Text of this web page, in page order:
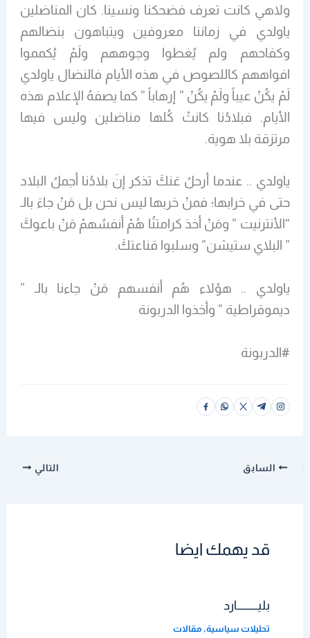
ولاهي كانت تعرف فضحكنا ونسينا. كان المناضلين
ياولدي في زماننا معروفين ويتباهون بنضالهم
وكفاحهم ولم يُغطوا وجوههم ولَمْ يُكمموا
افواههم كاللصوص في هذه الأيام فالنضال ياولدي
لَمْ يكُنْ عيباً ولَمْ يكُنْ ” إرهاباً ” كما يصفهُ الإعلام هذه
الأيام. فبلادُنا كانتْ كُلها مناضلين وليس فيها
مرتزقة بلا هوية.
ياولدي .. عندما أرحلُ عَنكَ تذكر إنَ بلادُنا أجملُ البلاد
حتى في خرابها؛ فمنْ خربها ليس نحن بل مَنْ جاءَ بالـ
“الأنترنيت ” ومَنْ أخذ كرامتنُا هُمْ أنفسُهمْ مَنْ باعوكَ
” البلاي ستيشن” وسلبوا قناعتكَ.
ياولدي .. هؤلاء هُم أنفسهم مَنْ جاءنا بالـ ”
ديموقراطية ” وأخذوا الدربونة
#الدربونة
السابق التالي
قد يهمك ايضا
بليــــــــــارد
تحليلات سياسية, مقالات